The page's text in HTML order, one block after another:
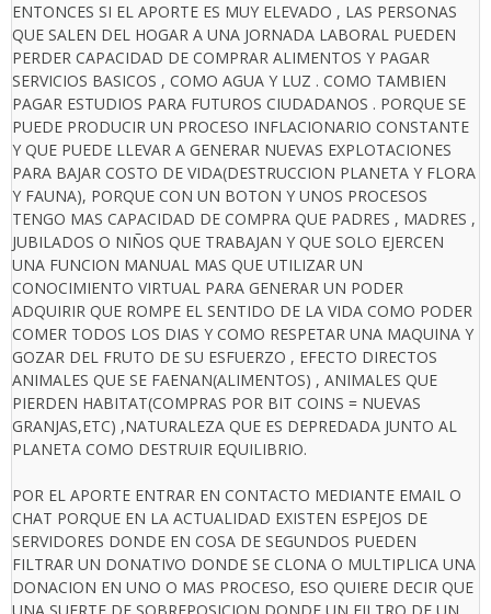
ENTONCES SI EL APORTE ES MUY ELEVADO , LAS PERSONAS
QUE SALEN DEL HOGAR A UNA JORNADA LABORAL PUEDEN
PERDER CAPACIDAD DE COMPRAR ALIMENTOS Y PAGAR
SERVICIOS BASICOS , COMO AGUA Y LUZ . COMO TAMBIEN
PAGAR ESTUDIOS PARA FUTUROS CIUDADANOS . PORQUE SE
PUEDE PRODUCIR UN PROCESO INFLACIONARIO CONSTANTE
Y QUE PUEDE LLEVAR A GENERAR NUEVAS EXPLOTACIONES
PARA BAJAR COSTO DE VIDA(DESTRUCCION PLANETA Y FLORA
Y FAUNA), PORQUE CON UN BOTON Y UNOS PROCESOS
TENGO MAS CAPACIDAD DE COMPRA QUE PADRES , MADRES ,
JUBILADOS O NIÑOS QUE TRABAJAN Y QUE SOLO EJERCEN
UNA FUNCION MANUAL MAS QUE UTILIZAR UN
CONOCIMIENTO VIRTUAL PARA GENERAR UN PODER
ADQUIRIR QUE ROMPE EL SENTIDO DE LA VIDA COMO PODER
COMER TODOS LOS DIAS Y COMO RESPETAR UNA MAQUINA Y
GOZAR DEL FRUTO DE SU ESFUERZO , EFECTO DIRECTOS
ANIMALES QUE SE FAENAN(ALIMENTOS) , ANIMALES QUE
PIERDEN HABITAT(COMPRAS POR BIT COINS = NUEVAS
GRANJAS,ETC) ,NATURALEZA QUE ES DEPREDADA JUNTO AL
PLANETA COMO DESTRUIR EQUILIBRIO.
POR EL APORTE ENTRAR EN CONTACTO MEDIANTE EMAIL O
CHAT PORQUE EN LA ACTUALIDAD EXISTEN ESPEJOS DE
SERVIDORES DONDE EN COSA DE SEGUNDOS PUEDEN
FILTRAR UN DONATIVO DONDE SE CLONA O MULTIPLICA UNA
DONACION EN UNO O MAS PROCESO, ESO QUIERE DECIR QUE